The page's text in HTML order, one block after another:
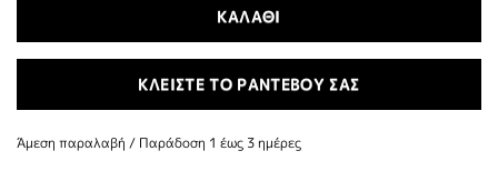
ΚΑΛΑΘΙ
ΚΛΕΙΣΤΕ ΤΟ ΡΑΝΤΕΒΟΥ ΣΑΣ
Άμεση παραλαβή / Παράδoση 1 έως 3 ημέρες